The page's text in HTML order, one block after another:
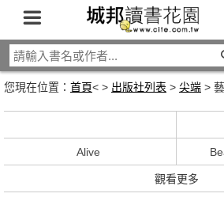
您現在位置： 首頁< > 出版社列表 > 尖端 >
Alive
觀看更多